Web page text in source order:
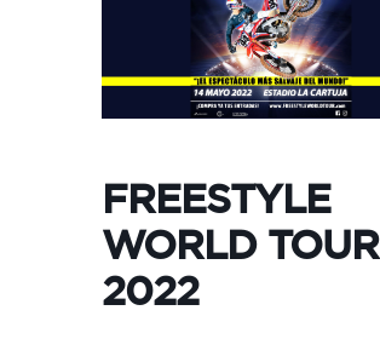
FREESTYLE
WORLD TOUR
2022